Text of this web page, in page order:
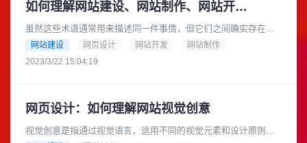
如何理解网站建设、网站制作、网站开发、网页设计？
虽然这些术语通常用来描述同一件事情，但它们之间确实存在一
些区别。一般来说：01网站建设网站建设是指创造一个新的网
站，包括所有必要的元素，如页......
网站建设 网页设计 网站开发
网站制作
2023/3/22 15:04:19
网页设计：如何理解网站视觉创意
视觉创意是指通过视觉语言，运用不同的视觉元素和设计原则来